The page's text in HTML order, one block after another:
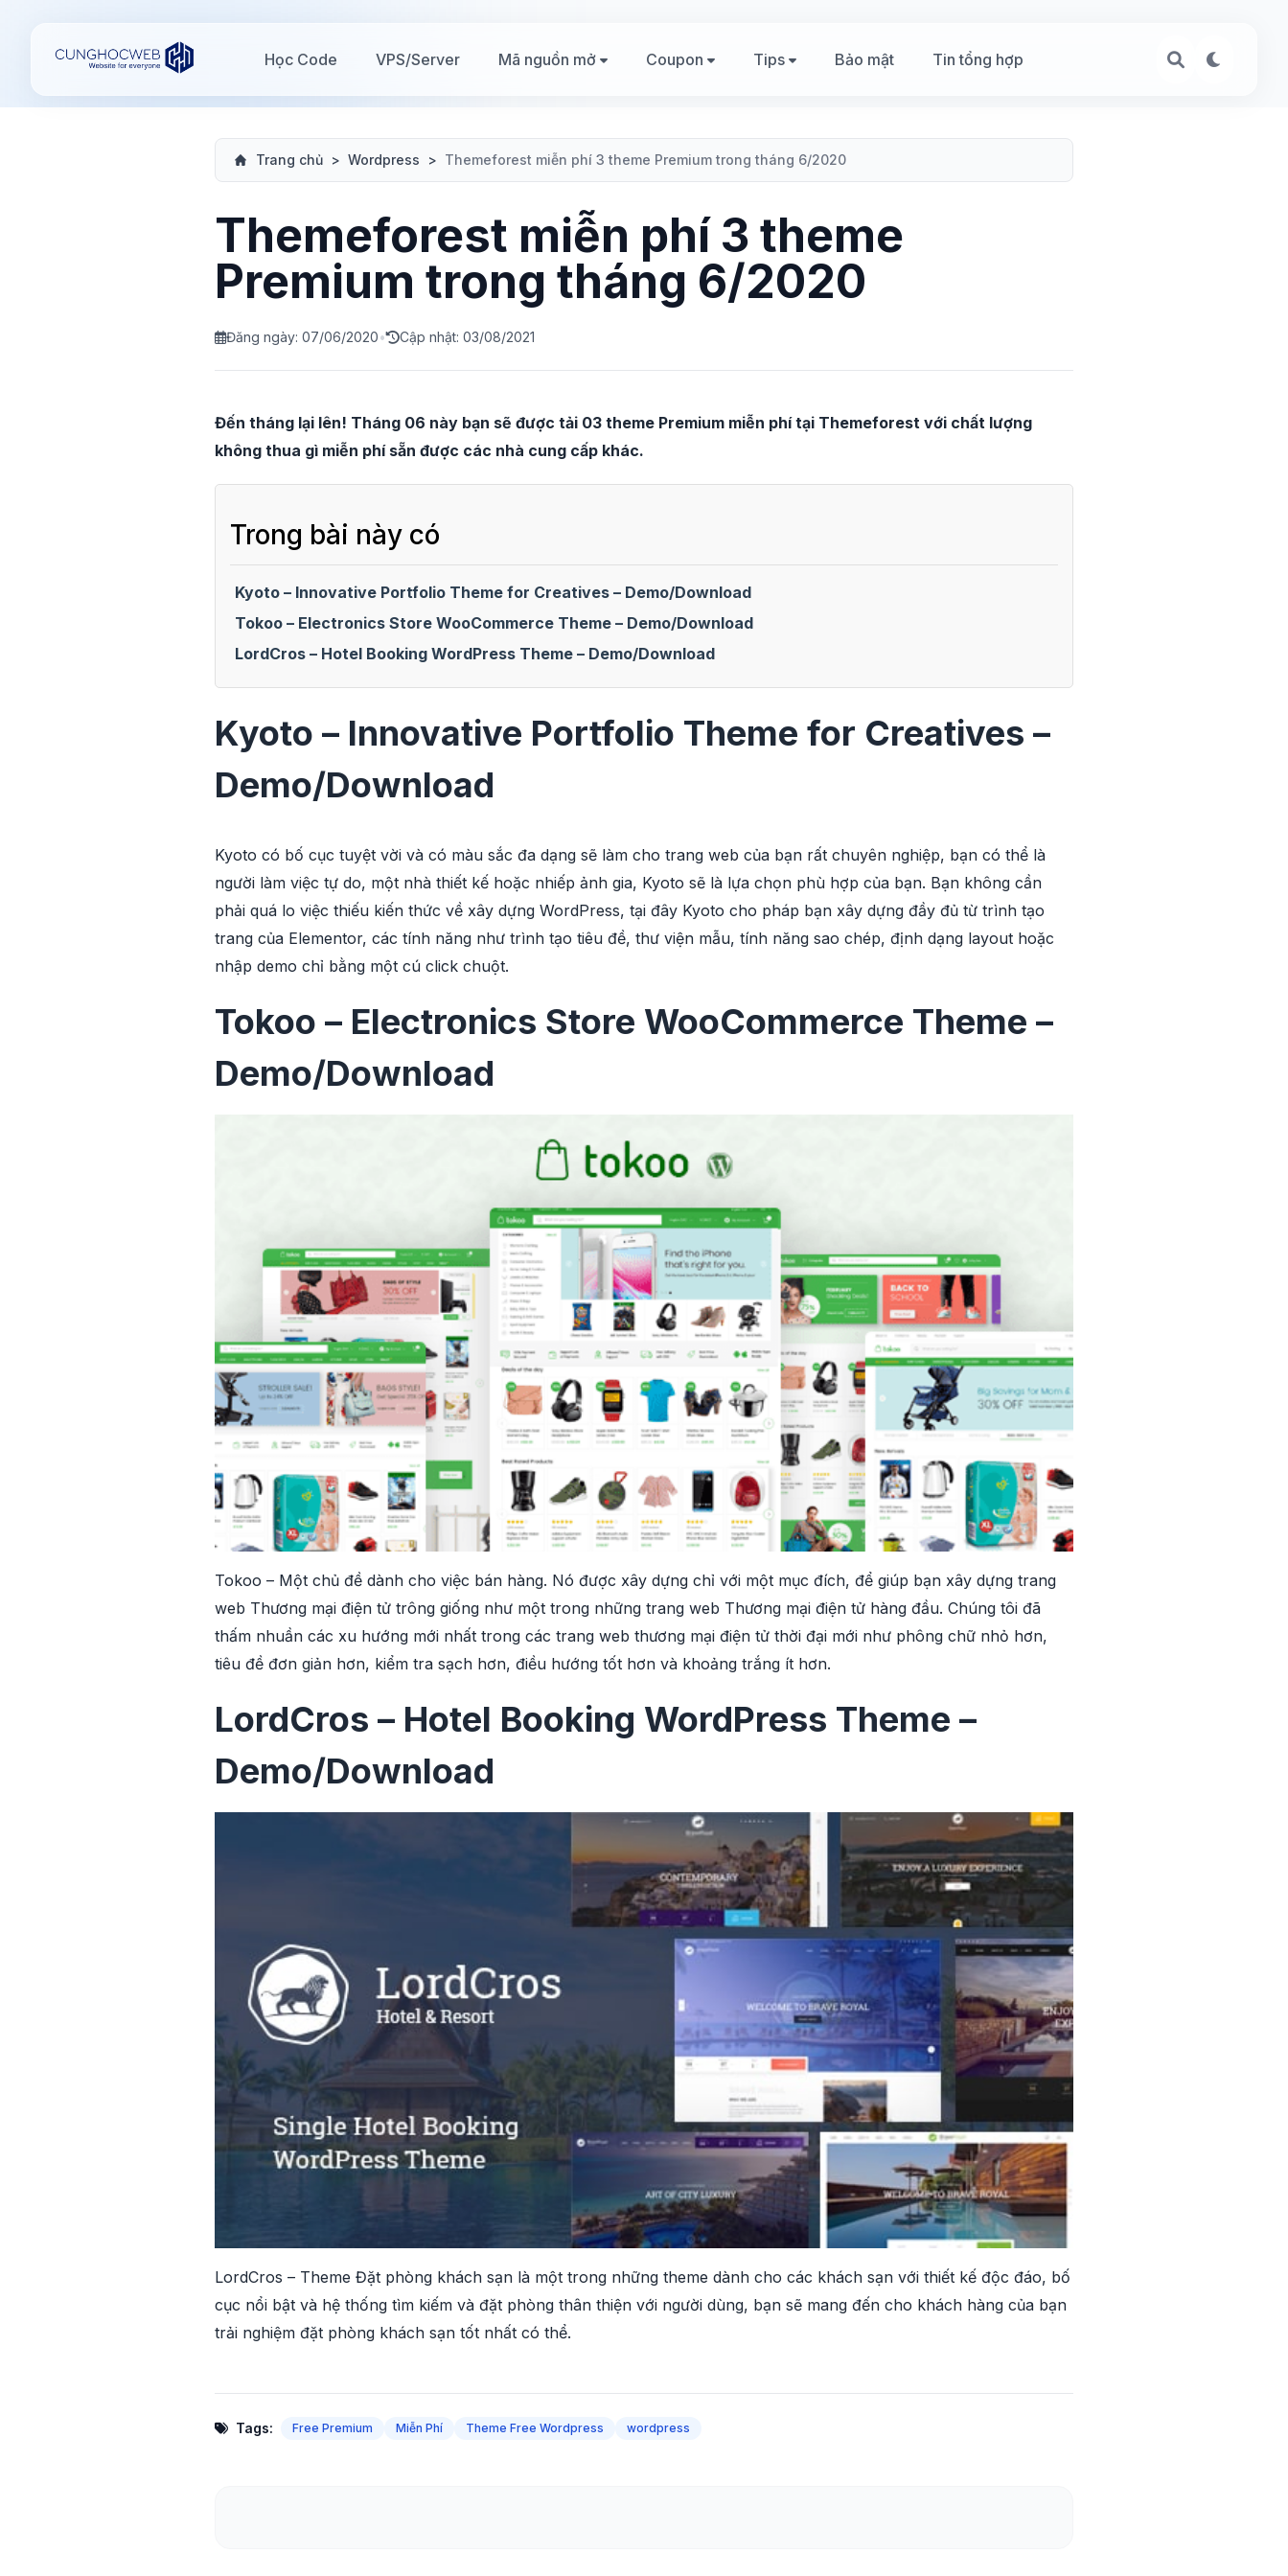
Học Code VPS/Server Mã nguồn mở Coupon Tips Bảo mật Tin tổng hợp
Trang chủ > Wordpress > Themeforest miễn phí 3 theme Premium trong tháng 6/2020
Themeforest miễn phí 3 theme
Premium trong tháng 6/2020
Đăng ngày: 07/06/2020• Cập nhật: 03/08/2021
Đến tháng lại lên! Tháng 06 này bạn sẽ được tải 03 theme Premium miễn phí tại Themeforest với chất lượng
không thua gì miễn phí sẵn được các nhà cung cấp khác.
Trong bài này có
Kyoto – Innovative Portfolio Theme for Creatives – Demo/Download
Tokoo – Electronics Store WooCommerce Theme – Demo/Download
LordCros – Hotel Booking WordPress Theme – Demo/Download
Kyoto – Innovative Portfolio Theme for Creatives –
Demo/Download
Kyoto có bố cục tuyệt vời và có màu sắc đa dạng sẽ làm cho trang web của bạn rất chuyên nghiệp, bạn có thể là
người làm việc tự do, một nhà thiết kế hoặc nhiếp ảnh gia, Kyoto sẽ là lựa chọn phù hợp của bạn. Bạn không cần
phải quá lo việc thiếu kiến thức về xây dựng WordPress, tại đây Kyoto cho pháp bạn xây dựng đầy đủ từ trình tạo
trang của Elementor, các tính năng như trình tạo tiêu đề, thư viện mẫu, tính năng sao chép, định dạng layout hoặc
nhập demo chỉ bằng một cú click chuột.
Tokoo – Electronics Store WooCommerce Theme –
Demo/Download
Tokoo – Một chủ đề dành cho việc bán hàng. Nó được xây dựng chỉ với một mục đích, để giúp bạn xây dựng trang
web Thương mại điện tử trông giống như một trong những trang web Thương mại điện tử hàng đầu. Chúng tôi đã
thấm nhuần các xu hướng mới nhất trong các trang web thương mại điện tử thời đại mới như phông chữ nhỏ hơn,
tiêu đề đơn giản hơn, kiểm tra sạch hơn, điều hướng tốt hơn và khoảng trắng ít hơn.
LordCros – Hotel Booking WordPress Theme –
Demo/Download
LordCros – Theme Đặt phòng khách sạn là một trong những theme dành cho các khách sạn với thiết kế độc đáo, bố
cục nổi bật và hệ thống tìm kiếm và đặt phòng thân thiện với người dùng, bạn sẽ mang đến cho khách hàng của bạn
trải nghiệm đặt phòng khách sạn tốt nhất có thể.
Tags: Free Premium Miễn Phí Theme Free Wordpress wordpress